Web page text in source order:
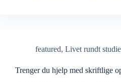
featured, Livet rundt
Trenger du hjelp med skriftlige